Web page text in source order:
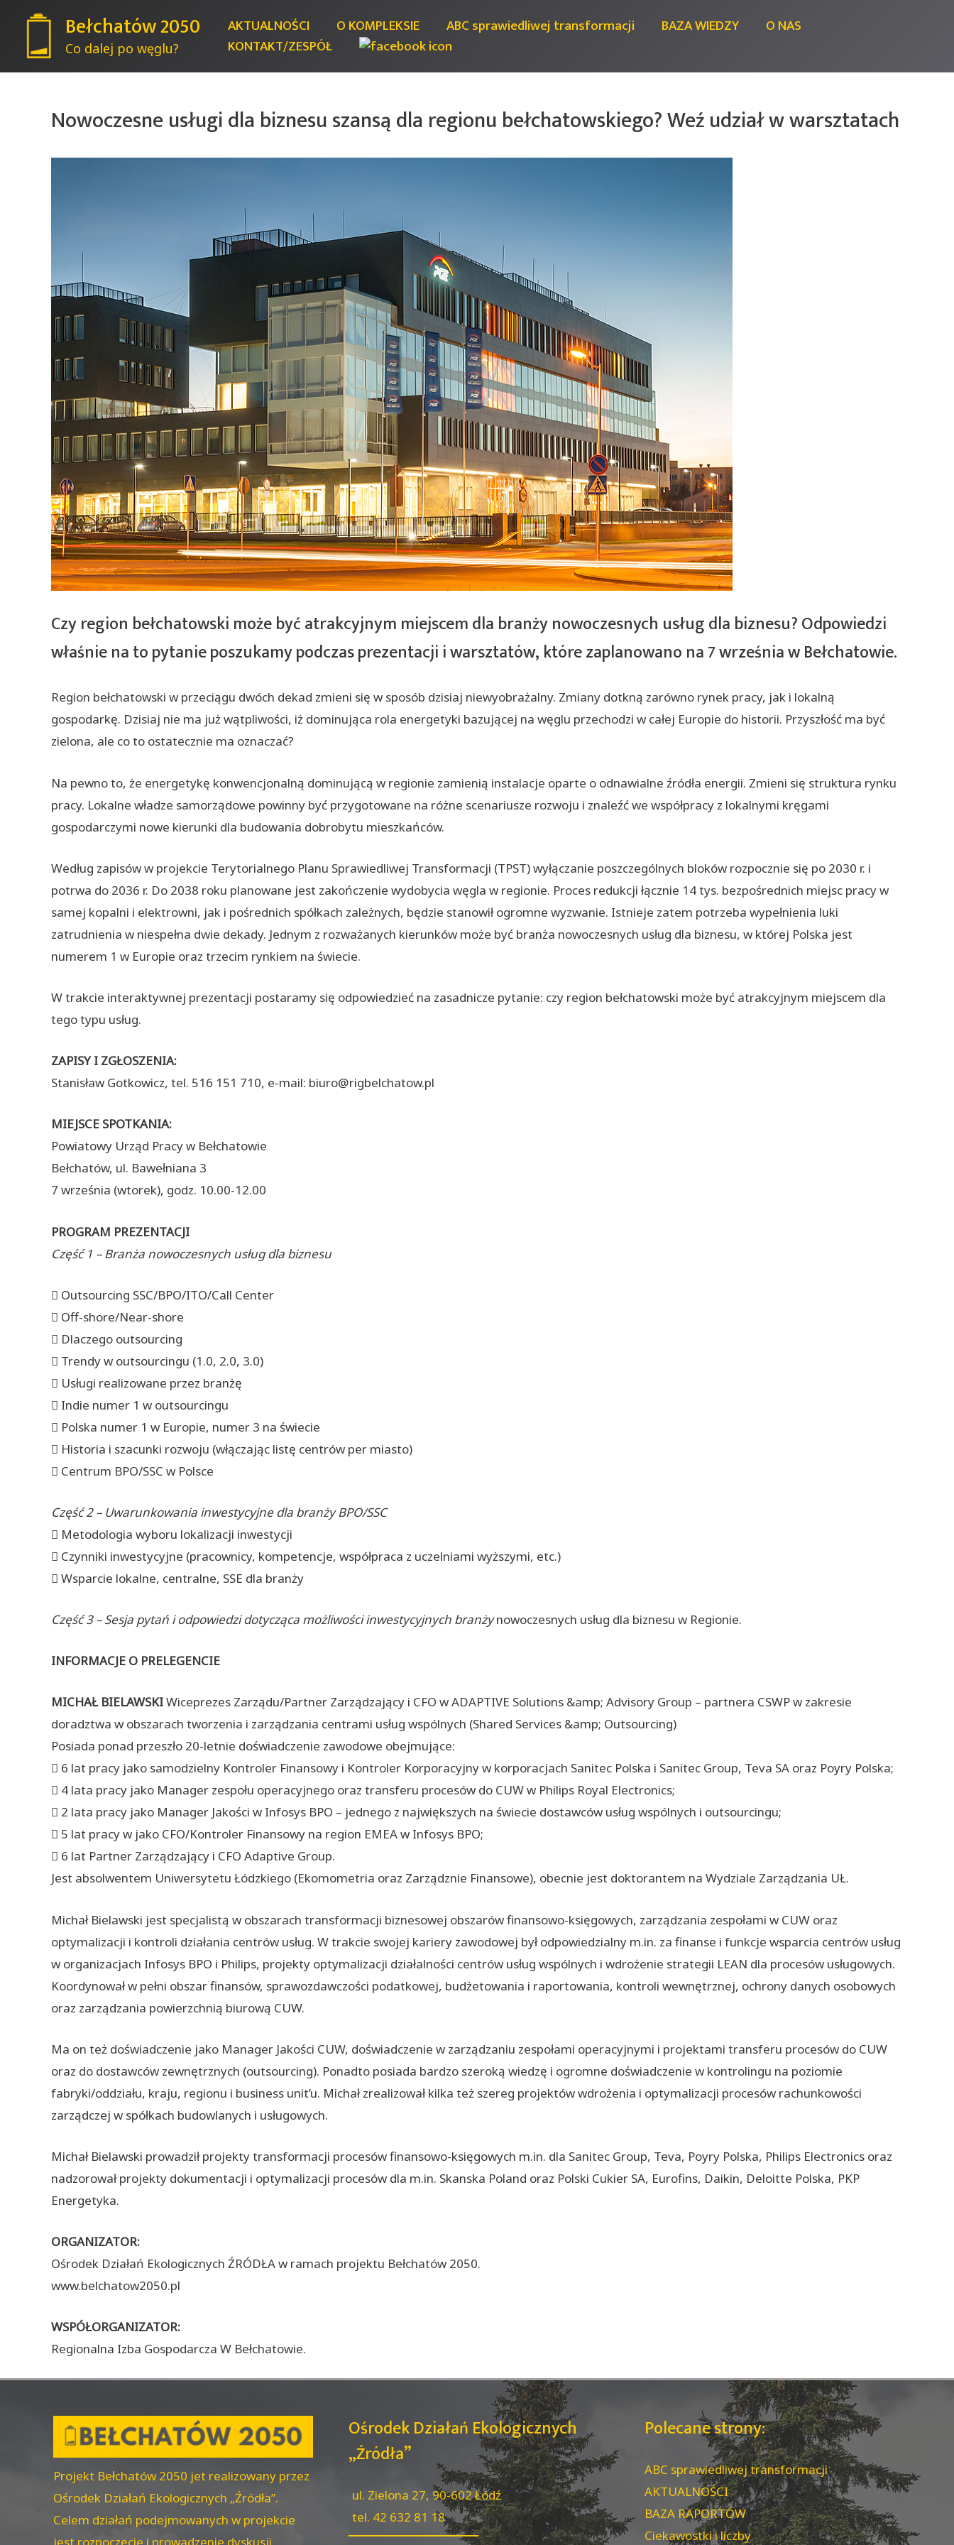
Bełchatów 2050
Co dalej po węglu?
AKTUALNOŚCI O KOMPLEKSIE ABC sprawiedliwej transformacji BAZA WIEDZY
O NAS
KONTAKT/ZESPÓŁ
Nowoczesne usługi dla biznesu szansą dla regionu bełchatowskiego? Weź udział w warsztatach
Czy region bełchatowski może być atrakcyjnym miejscem dla branży nowoczesnych usług dla biznesu? Odpowiedzi
właśnie na to pytanie poszukamy podczas prezentacji i warsztatów, które zaplanowano na 7 września w Bełchatowie.
Region bełchatowski w przeciągu dwóch dekad zmieni się w sposób dzisiaj niewyobrażalny. Zmiany dotkną zarówno rynek pracy, jak i lokalną
gospodarkę. Dzisiaj nie ma już wątpliwości, iż dominująca rola energetyki bazującej na węglu przechodzi w całej Europie do historii. Przyszłość ma być
zielona, ale co to ostatecznie ma oznaczać?
Na pewno to, że energetykę konwencjonalną dominującą w regionie zamienią instalacje oparte o odnawialne źródła energii. Zmieni się struktura rynku
pracy. Lokalne władze samorządowe powinny być przygotowane na różne scenariusze rozwoju i znaleźć we współpracy z lokalnymi kręgami
gospodarczymi nowe kierunki dla budowania dobrobytu mieszkańców.
Według zapisów w projekcie Terytorialnego Planu Sprawiedliwej Transformacji (TPST) wyłączanie poszczególnych bloków rozpocznie się po 2030 r. i
potrwa do 2036 r. Do 2038 roku planowane jest zakończenie wydobycia węgla w regionie. Proces redukcji łącznie 14 tys. bezpośrednich miejsc pracy w
samej kopalni i elektrowni, jak i pośrednich spółkach zależnych, będzie stanowił ogromne wyzwanie. Istnieje zatem potrzeba wypełnienia luki
zatrudnienia w niespełna dwie dekady. Jednym z rozważanych kierunków może być branża nowoczesnych usług dla biznesu, w której Polska jest
numerem 1 w Europie oraz trzecim rynkiem na świecie.
W trakcie interaktywnej prezentacji postaramy się odpowiedzieć na zasadnicze pytanie: czy region bełchatowski może być atrakcyjnym miejscem dla
tego typu usług.
ZAPISY I ZGŁOSZENIA:
Stanisław Gotkowicz, tel. 516 151 710, e-mail: biuro@rigbelchatow.pl
MIEJSCE SPOTKANIA:
Powiatowy Urząd Pracy w Bełchatowie
Bełchatów, ul. Bawełniana 3
7 września (wtorek), godz. 10.00-12.00
PROGRAM PREZENTACJI
Część 1 – Branża nowoczesnych usług dla biznesu
 Outsourcing SSC/BPO/ITO/Call Center
 Off-shore/Near-shore
 Dlaczego outsourcing
 Trendy w outsourcingu (1.0, 2.0, 3.0)
 Usługi realizowane przez branżę
 Indie numer 1 w outsourcingu
 Polska numer 1 w Europie, numer 3 na świecie
 Historia i szacunki rozwoju (włączając listę centrów per miasto)
 Centrum BPO/SSC w Polsce
Część 2 – Uwarunkowania inwestycyjne dla branży BPO/SSC
 Metodologia wyboru lokalizacji inwestycji
 Czynniki inwestycyjne (pracownicy, kompetencje, współpraca z uczelniami wyższymi, etc.)
 Wsparcie lokalne, centralne, SSE dla branży
Część 3 – Sesja pytań i odpowiedzi dotycząca możliwości inwestycyjnych branżynowoczesnych usług dla biznesu w Regionie.
INFORMACJE O PRELEGENCIE
MICHAŁ BIELAWSKIWiceprezes Zarządu/Partner Zarządzający i CFO w ADAPTIVE Solutions &amp; Advisory Group – partnera CSWP w zakresie
doradztwa w obszarach tworzenia i zarządzania centrami usług wspólnych (Shared Services &amp; Outsourcing)
Posiada ponad przeszło 20-letnie doświadczenie zawodowe obejmujące:
 6 lat pracy jako samodzielny Kontroler Finansowy i Kontroler Korporacyjny w korporacjach Sanitec Polska i Sanitec Group, Teva SA oraz Poyry Polska;
 4 lata pracy jako Manager zespołu operacyjnego oraz transferu procesów do CUW w Philips Royal Electronics;
 2 lata pracy jako Manager Jakości w Infosys BPO – jednego z największych na świecie dostawców usług wspólnych i outsourcingu;
 5 lat pracy w jako CFO/Kontroler Finansowy na region EMEA w Infosys BPO;
 6 lat Partner Zarządzający i CFO Adaptive Group.
Jest absolwentem Uniwersytetu Łódzkiego (Ekomometria oraz Zarządznie Finansowe), obecnie jest doktorantem na Wydziale Zarządzania UŁ.
Michał Bielawski jest specjalistą w obszarach transformacji biznesowej obszarów finansowo-księgowych, zarządzania zespołami w CUW oraz
optymalizacji i kontroli działania centrów usług. W trakcie swojej kariery zawodowej był odpowiedzialny m.in. za finanse i funkcje wsparcia centrów usług
w organizacjach Infosys BPO i Philips, projekty optymalizacji działalności centrów usług wspólnych i wdrożenie strategii LEAN dla procesów usługowych.
Koordynował w pełni obszar finansów, sprawozdawczości podatkowej, budżetowania i raportowania, kontroli wewnętrznej, ochrony danych osobowych
oraz zarządzania powierzchnią biurową CUW.
Ma on też doświadczenie jako Manager Jakości CUW, doświadczenie w zarządzaniu zespołami operacyjnymi i projektami transferu procesów do CUW
oraz do dostawców zewnętrznych (outsourcing). Ponadto posiada bardzo szeroką wiedzę i ogromne doświadczenie w kontrolingu na poziomie
fabryki/oddziału, kraju, regionu i business unit’u. Michał zrealizował kilka też szereg projektów wdrożenia i optymalizacji procesów rachunkowości
zarządczej w spółkach budowlanych i usługowych.
Michał Bielawski prowadził projekty transformacji procesów finansowo-księgowych m.in. dla Sanitec Group, Teva, Poyry Polska, Philips Electronics oraz
nadzorował projekty dokumentacji i optymalizacji procesów dla m.in. Skanska Poland oraz Polski Cukier SA, Eurofins, Daikin, Deloitte Polska, PKP
Energetyka.
ORGANIZATOR:
Ośrodek Działań Ekologicznych ŹRÓDŁA w ramach projektu Bełchatów 2050.
www.belchatow2050.pl
WSPÓŁORGANIZATOR:
Regionalna Izba Gospodarcza W Bełchatowie.
Projekt Bełchatów 2050 jet realizowany przez
Ośrodek Działań Ekologicznych „Źródła”.
Celem działań podejmowanych w projekcie
Ośrodek Działań Ekologicznych
„Źródła”
ul. Zielona 27, 90-602 Łódź
tel. 42 632 81 18
Polecane strony:
ABC sprawiedliwej transformacji
AKTUALNOŚCI
BAZA RAPORTÓW
Ciekawostki i liczby